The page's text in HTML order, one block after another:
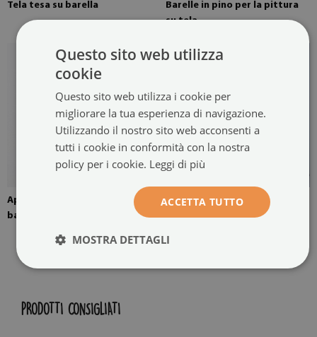
Tela tesa su barella
Barelle in pino per la pittura
su tela
Appendino montato sulle
barelle
Il dipinto su tela è pronto per
essere appeso
PRODOTTI CONSIGLIATI
Questo sito web utilizza
cookie
Questo sito web utilizza i cookie per
migliorare la tua esperienza di navigazione.
Utilizzando il nostro sito web acconsenti a
tutti i cookie in conformità con la nostra
policy per i cookie. Leggi di più
ACCETTA TUTTO
MOSTRA DETTAGLI